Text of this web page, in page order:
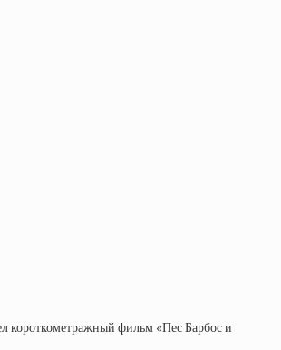
короткометражный фильм «Пес Барбос и